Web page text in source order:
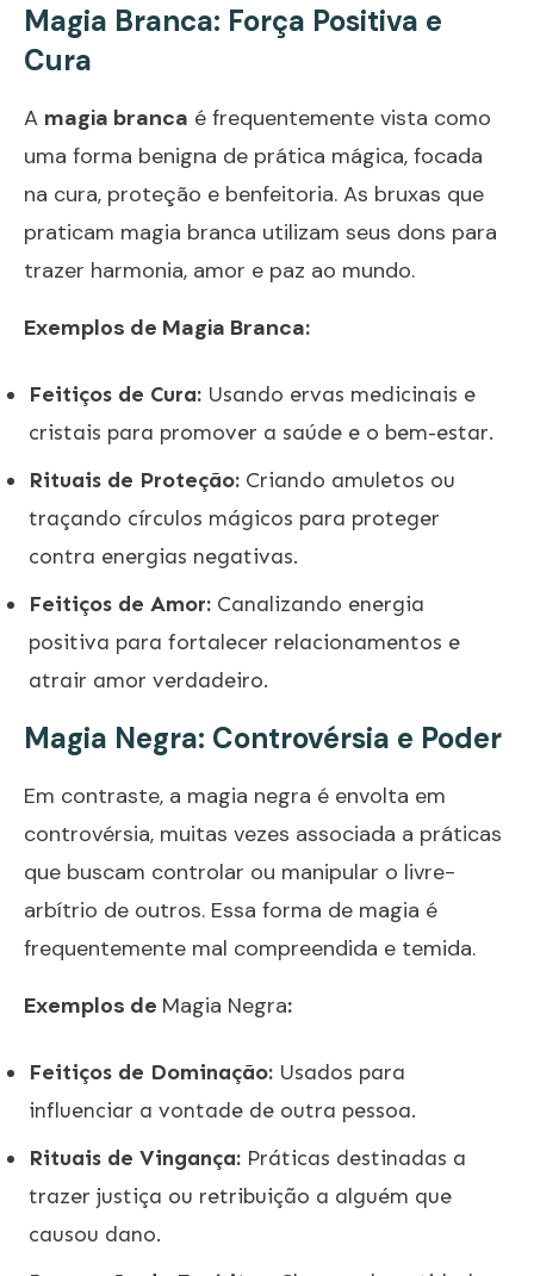
Magia Branca: Força Positiva e
Cura
A magia branca é frequentemente vista como
uma forma benigna de prática mágica, focada
na cura, proteção e benfeitoria. As bruxas que
praticam magia branca utilizam seus dons para
trazer harmonia, amor e paz ao mundo.
Exemplos de Magia Branca:
Feitiços de Cura: Usando ervas medicinais e
cristais para promover a saúde e o bem-estar.
Rituais de Proteção: Criando amuletos ou
traçando círculos mágicos para proteger
contra energias negativas.
Feitiços de Amor: Canalizando energia
positiva para fortalecer relacionamentos e
atrair amor verdadeiro.
Magia Negra: Controvérsia e Poder
Em contraste, a magia negra é envolta em
controvérsia, muitas vezes associada a práticas
que buscam controlar ou manipular o livre-
arbítrio de outros. Essa forma de magia é
frequentemente mal compreendida e temida.
Exemplos de Magia Negra:
Feitiços de Dominação: Usados para
influenciar a vontade de outra pessoa.
Rituais de Vingança: Práticas destinadas a
trazer justiça ou retribuição a alguém que
causou dano.